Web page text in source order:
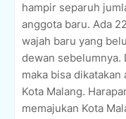
hampir separuh
anggota baru. Ada
wajah baru yang
dewan sebelumnya.
maka bisa
Kota Malang.
memajukan Kota